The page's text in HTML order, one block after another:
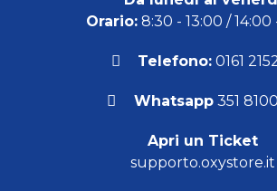
Orario:8:30 - 13:00 / 14:00
Telefono: 0161
Whatsapp351
Apri un Ticket
supporto.oxystore.it